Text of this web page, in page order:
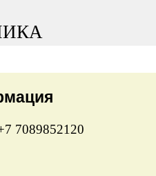
7089852120